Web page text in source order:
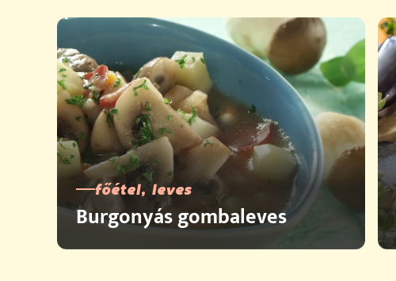
főétel, leves
Burgonyás gombaleves